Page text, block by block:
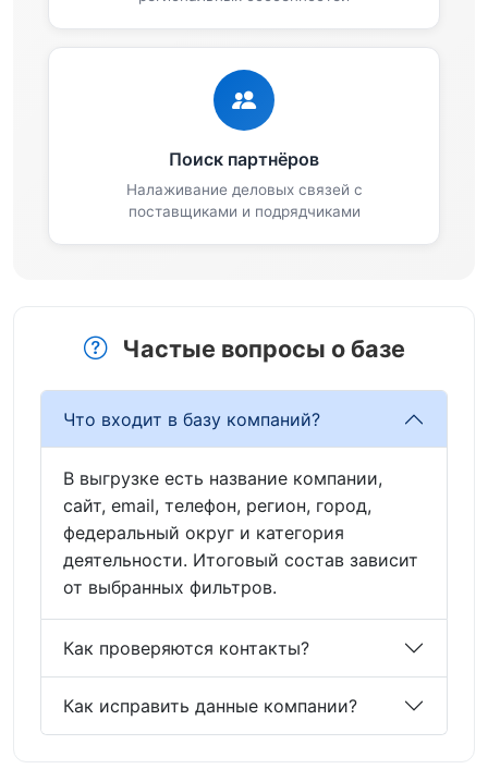
Поиск партнёров
Налаживание деловых связей с
поставщиками и подрядчиками
Частые вопросы о базе
Что входит в базу компаний?
В выгрузке есть название компании,
сайт, email, телефон, регион, город,
федеральный округ и категория
деятельности. Итоговый состав зависит
от выбранных фильтров.
Как проверяются контакты?
Как исправить данные компании?